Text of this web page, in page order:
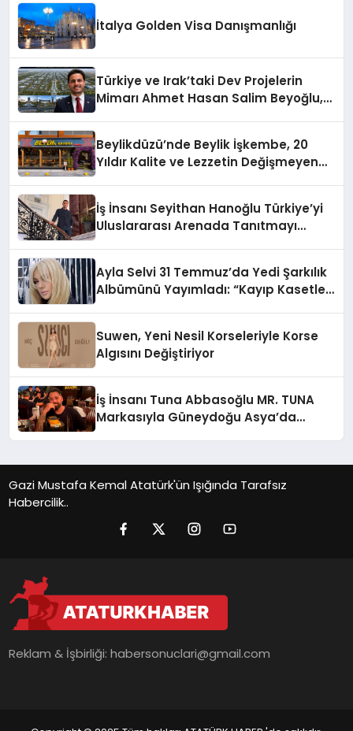
İtalya Golden Visa Danışmanlığı
Türkiye ve Irak’taki Dev Projelerin
Mimarı Ahmet Hasan Salim Beyoğlu,
Hayata Geçirecek
Beylikdüzü’nde Beylik İşkembe, 20
Yıldır Kalite ve Lezzetin Değişmeyen
İş İnsanı Seyithan Hanoğlu Türkiye’yi
Uluslararası Arenada Tanıtmayı
Ayla Selvi 31 Temmuz’da Yedi Şarkılık
Albümünü Yayımladı: “Kayıp Kasetler
Suwen, Yeni Nesil Korseleriyle Korse
Algısını Değiştiriyor
İş İnsanı Tuna Abbasoğlu MR. TUNA
Markasıyla Güneydoğu Asya’da
Gazi Mustafa Kemal Atatürk'ün Işığında Tarafsız
Habercilik..
Reklam & İşbirliği:habersonuclari@gmail.com